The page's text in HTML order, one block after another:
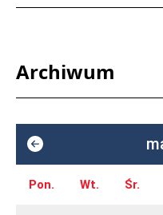
Archiwum
Pon. Wt. Śr.